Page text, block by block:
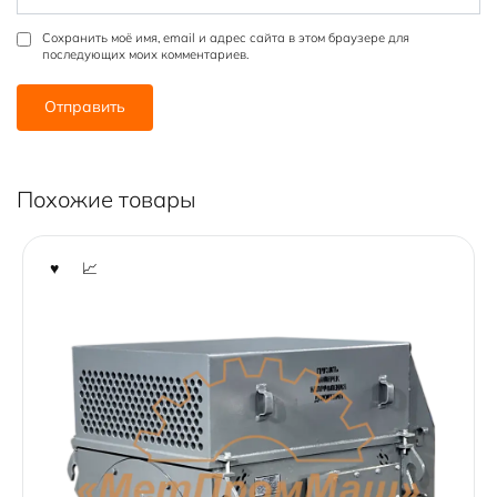
Сохранить моё имя, email и адрес сайта в этом браузере для
последующих моих комментариев.
Похожие товары